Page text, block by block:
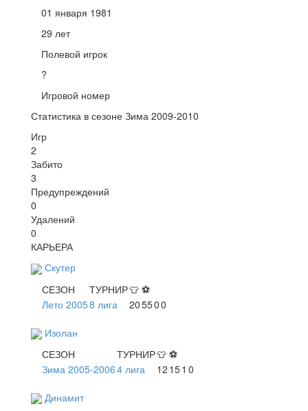
01 января 1981
29 лет
Полевой игрок
?
Игровой номер
Статистика в сезоне Зима 2009-2010
Игр
2
Забито
3
Предупреждений
0
Удалений
0
КАРЬЕРА
Скутер
СЕЗОН
ТУРНИР👕 ⚽
Лето 20058 лига 205500
Изолан
СЕЗОН
ТУРНИР👕 ⚽
Зима 2005-20064 лига 12 151 0
Динамит